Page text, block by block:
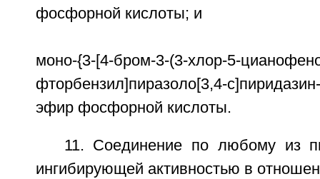
фосфорной кислоты; и
моно-{3-[4-бром-3-(3-хлор-5-
фторбензил]пиразоло[3,4-
эфир фосфорной кислоты.
11. Соединение по любому из
ингибирующей активностью в